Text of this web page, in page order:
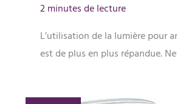
2 minutes de lecture
L’utilisation de la lumière pour
est de plus en plus répandue.